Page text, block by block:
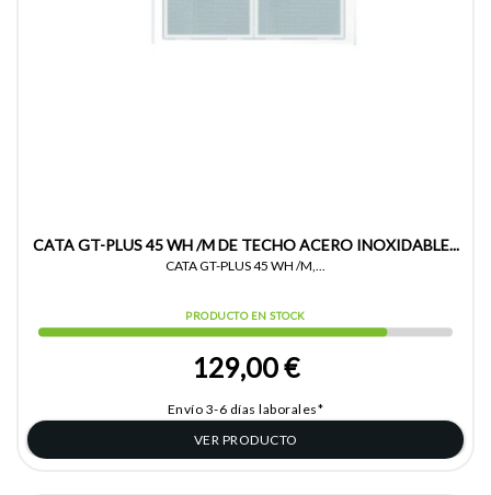
CATA GT-PLUS 45 WH /M DE TECHO ACERO INOXIDABLE...
CATA GT-PLUS 45 WH /M,...
PRODUCTO EN STOCK
129,00 €
Envío 3-6 días laborales*
VER PRODUCTO